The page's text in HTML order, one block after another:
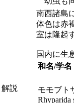
解説
南西諸島
体色は赤
室は隆起
国内に生
和名/学名
モモブト
Rhyparida